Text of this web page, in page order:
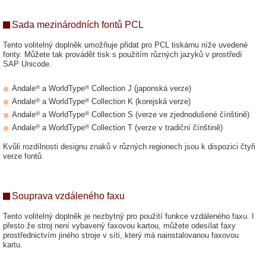
Sada mezinárodních fontů PCL
Tento volitelný doplněk umožňuje přidat pro PCL tiskárnu níže uvedené
fonty. Můžete tak provádět tisk s použitím různých jazyků v prostředí
SAP Unicode.
Andale®a WorldType®Collection J (japonská verze)
Andale®a WorldType®Collection K (korejská verze)
Andale®a WorldType®Collection S (verze ve zjednodušené čínštině)
Andale®a WorldType®Collection T (verze v tradiční čínštině)
Kvůli rozdílnosti designu znaků v různých regionech jsou k dispozici čtyři
verze fontů.
Souprava vzdáleného faxu
Tento volitelný doplněk je nezbytný pro použití funkce vzdáleného faxu. I
přesto že stroj není vybavený faxovou kartou, můžete odesílat faxy
prostřednictvím jiného stroje v síti, který má nainstalovanou faxovou
kartu.